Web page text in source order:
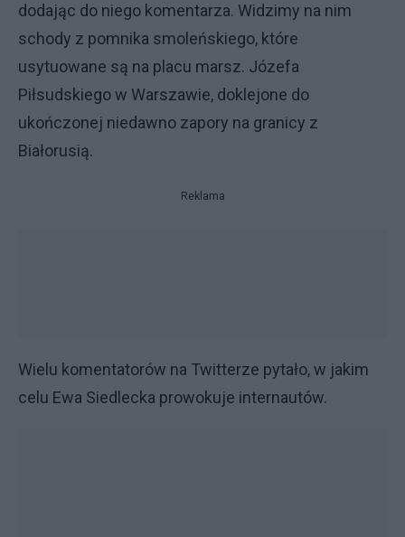
dodając do niego komentarza. Widzimy na nim
schody z pomnika smoleńskiego, które
usytuowane są na placu marsz. Józefa
Piłsudskiego w Warszawie, doklejone do
ukończonej niedawno zapory na granicy z
Białorusią.
Reklama
Wielu komentatorów na Twitterze pytało, w jakim
celu Ewa Siedlecka prowokuje internautów.